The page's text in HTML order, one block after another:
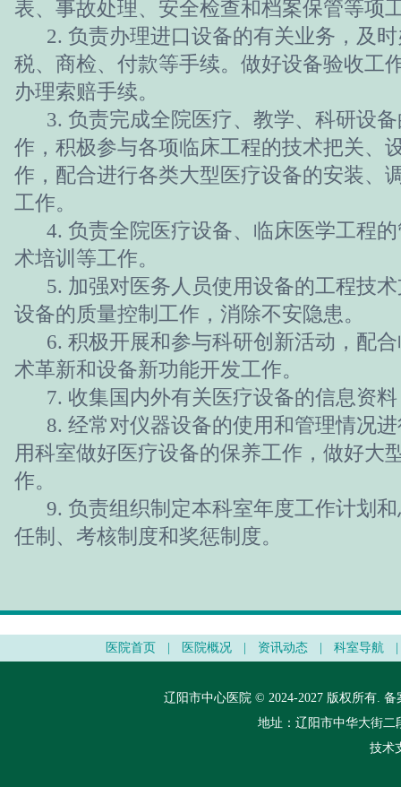
表、事故处理、安全检查和档案保管等项
2. 负责办理进口设备的有关业务，及时
税、商检、付款等手续。做好设备验收工
办理索赔手续。
3. 负责完成全院医疗、教学、科研设备
作，积极参与各项临床工程的技术把关、
作，配合进行各类大型医疗设备的安装、
工作。
4. 负责全院医疗设备、临床医学工程的
术培训等工作。
5. 加强对医务人员使用设备的工程技术
设备的质量控制工作，消除不安隐患。
6. 积极开展和参与科研创新活动，配合
术革新和设备新功能开发工作。
7. 收集国内外有关医疗设备的信息资料
8. 经常对仪器设备的使用和管理情况进
用科室做好医疗设备的保养工作，做好大
作。
9. 负责组织制定本科室年度工作计划和
任制、考核制度和奖惩制度。
医院首页 医院概况 资讯动态 科室导航
辽阳市中心医院 © 2024-2027 版权所有. 备
地址：辽阳市中华大街二
技术